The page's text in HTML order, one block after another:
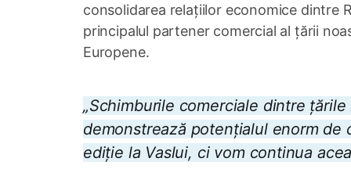
consolidarea relațiilor economice dintre
principalul partener comercial al țării
Europene.
„Schimburile comerciale dintre
demonstrează potențialul enorm
ediție la Vaslui, ci vom continua